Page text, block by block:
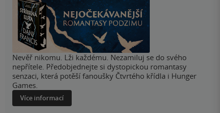
Nevěř nikomu. Lži každému. Nezamiluj se do svého
nepřítele. Předobjednejte si dystopickou romantasy
senzaci, která potěší fanoušky Čtvrtého křídla i Hunger
Games.
Více informací